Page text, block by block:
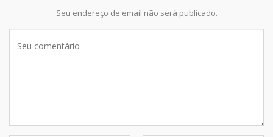
Seu endereço de email não será publicado.